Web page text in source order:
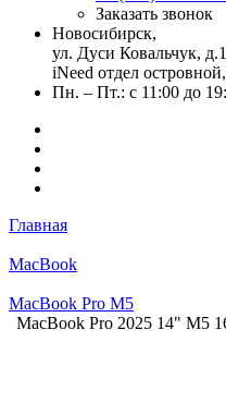
Заказать звонок
Новосибирск,
ул. Дуси Ковальчук,
iNeed отдел
Пн. – Пт.: с 11:00 до
Главная
MacBook
MacBook Pro M5
MacBook Pro 2025 14" M5